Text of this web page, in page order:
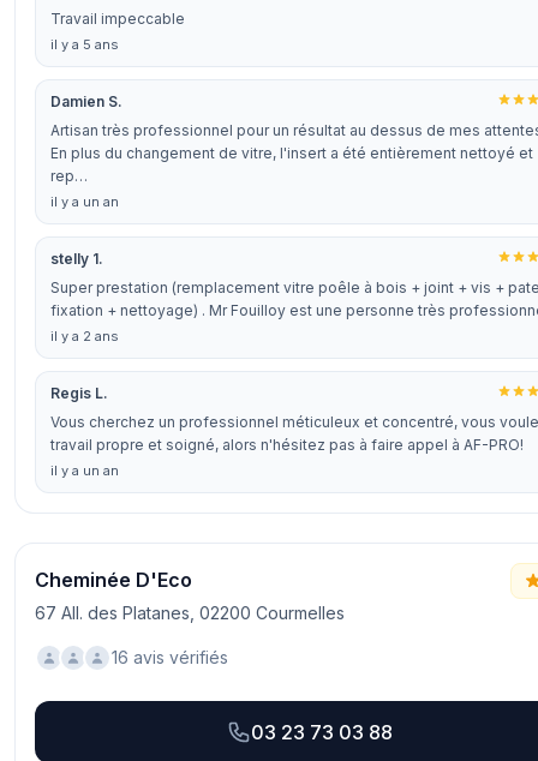
Travail impeccable
il y a 5 ans
Damien S.
Artisan très professionnel pour un résultat au dessus de mes
En plus du changement de vitre, l'insert a été entièrement nettoyé et
rep…
il y a un an
stelly 1.
Super prestation (remplacement vitre poêle à bois + joint + vis +
fixation + nettoyage) . Mr Fouilloy est une personne très
il y a 2 ans
Regis L.
Vous cherchez un professionnel méticuleux et concentré, vous
travail propre et soigné, alors n'hésitez pas à faire appel à AF-PRO!
il y a un an
Cheminée D'Eco
67 All. des Platanes, 02200 Courmelles
16 avis vérifiés
03 23 73 03 88